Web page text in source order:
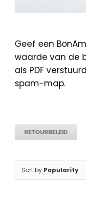
Geef een
waarde van de
als PDF
spam-map.
RETOURBELEID
Sort by Popularity